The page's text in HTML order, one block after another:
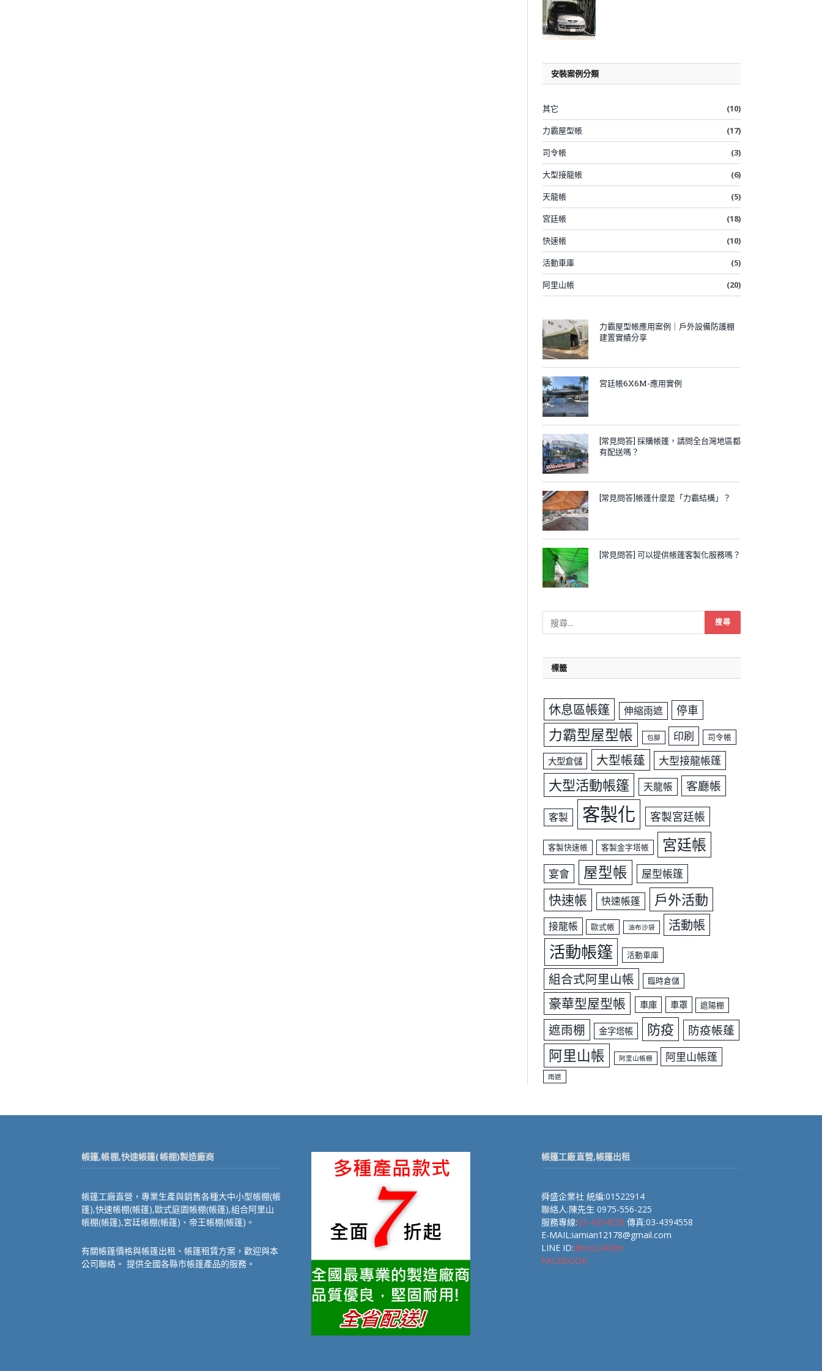
安裝案例分類
其它
(10)
力霸屋型帳
(17)
司令帳
(3)
大型接龍帳
(6)
天龍帳
(5)
宮廷帳
(18)
快速帳
(10)
活動車庫
(5)
阿里山帳
(20)
力霸屋型帳應用案例｜戶外設備防護棚
建置實績分享
宮廷帳6X6M-應用實例
[常見問答] 採購帳篷，請問全台灣地區都
有配送嗎？
[常見問答]帳篷什麼是「力霸結構」？
[常見問答] 可以提供帳篷客製化服務嗎？
標籤
休息區帳篷 伸縮雨遮 停車
力霸型屋型帳 包腳 印刷 司令帳
大型倉儲 大型帳蓬 大型接龍帳篷
大型活動帳篷 天龍帳 客廳帳
客製 客製化 客製宮廷帳
客製快速帳 客製金字塔帳 宮廷帳
宴會 屋型帳 屋型帳篷
快速帳 快速帳篷 戶外活動
接龍帳 歐式帳 油布沙袋 活動帳
活動帳篷 活動車庫
組合式阿里山帳 臨時倉儲
豪華型屋型帳 車庫 車罩 遮陽棚
遮雨棚 金字塔帳 防疫 防疫帳蓬
阿里山帳 阿里山帳棚 阿里山帳篷
雨遮
帳篷,帳棚,快速帳篷(帳棚)製造廠商
帳篷工廠直營，專業生產與銷售各種大中小型帳棚(帳
篷),快速帳棚(帳篷),歐式庭園帳棚(帳篷),組合阿里山
帳棚(帳篷),宮廷帳棚(帳篷)、帝王帳棚(帳篷)。
有關帳篷價格與帳篷出租、帳篷租賃方案，歡迎與本
公司聯絡。 提供全國各縣市帳篷產品的服務。
帳篷工廠直營,帳篷出租
舜盛企業社 統編:01522914
聯絡人:陳先生 0975-556-225
服務專線:03-4394558 傳真:03-4394558
E-MAIL:iamian12178@gmail.com
LINE ID:@nos2408m
FACEBOOK